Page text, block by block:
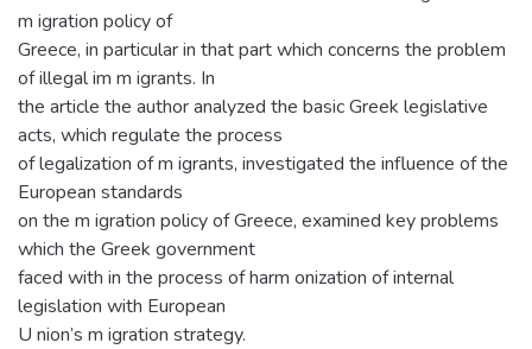
m igration policy of
Greece, in particular in that part which concerns the problem
of illegal im m igrants. In
the article the author analyzed the basic Greek legislative
acts, which regulate the process
of legalization of m igrants, investigated the influence of the
European standards
on the m igration policy of Greece, examined key problems
which the Greek government
faced with in the process of harm onization of internal
legislation with European
U nion’s m igration strategy.